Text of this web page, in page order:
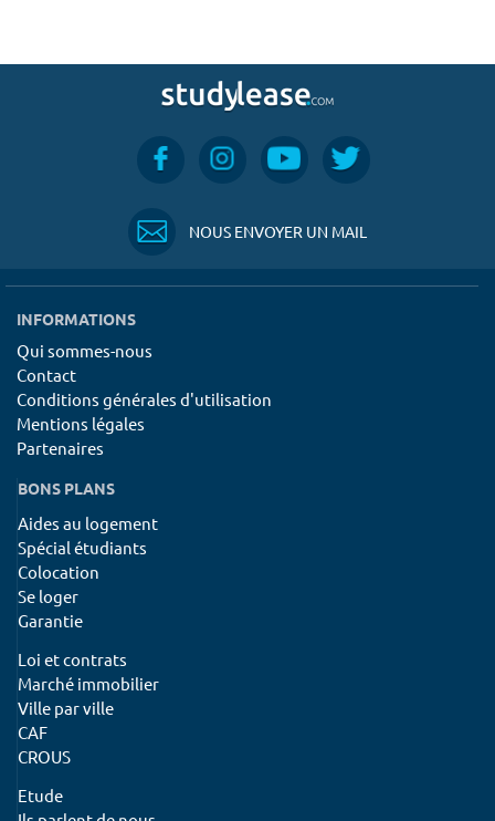
NOUS ENVOYER UN MAIL
INFORMATIONS
Qui sommes-nous
Contact
Conditions générales d'utilisation
Mentions légales
Partenaires
BONS PLANS
Aides au logement
Spécial étudiants
Colocation
Se loger
Garantie
Loi et contrats
Marché immobilier
Ville par ville
CAF
CROUS
Etude